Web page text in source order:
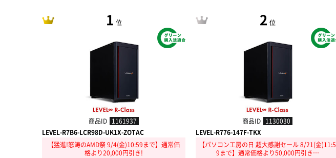
1 位
商品ID 1161937
LEVEL-R7B6-LCR98D-UK1X-ZOTAC
【猛進!怒涛のAMD祭 9/4(金)10:59まで】通常価
格より20,000円引き!
2 位
商品ID 1130030
LEVEL-R776-147F-TKX
【パソコン工房の日 超大感謝セール 8/21(金)11:5
9まで】通常価格より50,000円引き…